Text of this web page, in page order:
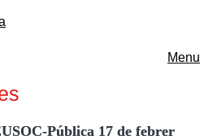
Menu
Pública 17 de febrer